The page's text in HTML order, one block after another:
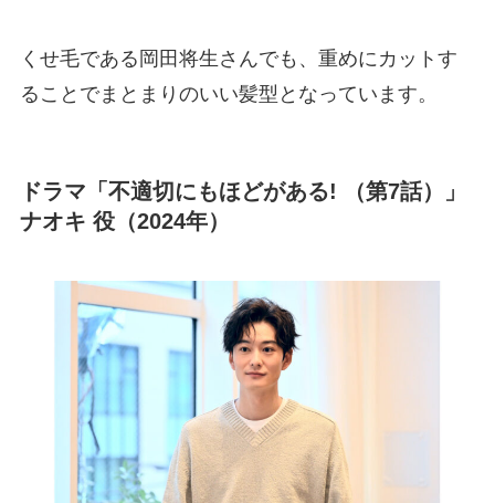
くせ毛である岡田将生さんでも、重めにカットす
ることでまとまりのいい髪型となっています。
ドラマ「不適切にもほどがある! （第7話）」
ナオキ 役（2024年）